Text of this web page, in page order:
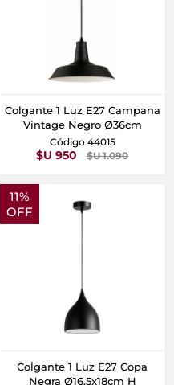
Colgante 1 Luz E27 Campana
Vintage Negro Ø36cm
Código 44015
$U 950 $U 1.090
11%
OFF
Colgante 1 Luz E27 Copa
Negra Ø16.5x18cm H